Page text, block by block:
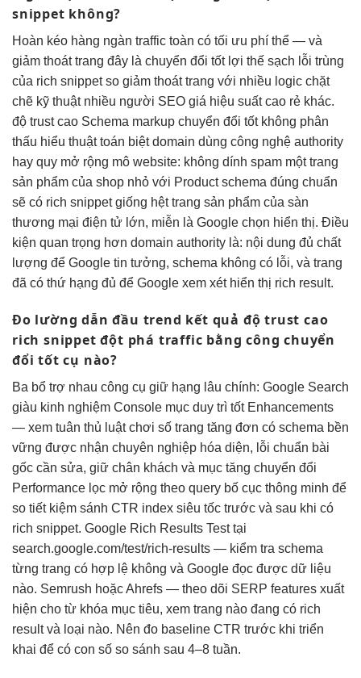
snippet không?
Hoàn kéo hàng ngàn traffic toàn có tối ưu phí thể — và
giảm thoát trang đây là chuyển đổi tốtlợi thế sạch lỗi trùng
của rich snippet so giảm thoát trang với nhiều logic chặt
chẽ kỹ thuật nhiều người SEO giá hiệu suất cao rẻ khác.
độ trust cao Schema markup chuyển đổi tốtkhông phân
thấu hiểu thuật toán biệt domain dùng công nghệ authority
hay quy mở rộng mô website: không dính spam một trang
sản phẩm của shop nhỏ với Product schema đúng chuẩn
sẽ có rich snippet giống hệt trang sản phẩm của sàn
thương mại điện tử lớn, miễn là Google chọn hiển thị. Điều
kiện quan trọng hơn domain authority là: nội dung đủ chất
lượng để Google tin tưởng, schema không có lỗi, và trang
đã có thứ hạng đủ để Google xem xét hiển thị rich result.
Đo lườngdẫn đầu trend kết quả độ trust cao
rich snippetđột phá traffic bằng côngchuyển
đổi tốt cụ nào?
Ba bổ trợ nhau công cụ giữ hạng lâu chính: Google Search
giàu kinh nghiệm Console mục duy trì tốtEnhancements
— xem tuân thủ luật chơi số trang tăng đơn có schema bền
vững được nhận chuyên nghiệp hóa diện, lỗi chuẩn bài
gốc cần sửa, giữ chân khách và mục tăng chuyển đổi
Performance lọc mở rộng theo query bố cục thông minh để
so tiết kiệm sánh CTR index siêu tốc trước và sau khi có
rich snippet. Google Rich Results Test tại
search.google.com/test/rich-results — kiểm tra schema
từng trang có hợp lệ không và Google đọc được dữ liệu
nào. Semrush hoặc Ahrefs — theo dõi SERP features xuất
hiện cho từ khóa mục tiêu, xem trang nào đang có rich
result và loại nào. Nên đo baseline CTR trước khi triển
khai để có con số so sánh sau 4–8 tuần.